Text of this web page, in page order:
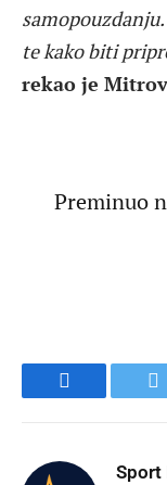
te kako biti
rekao je
Preminuo
Facebook
Sport